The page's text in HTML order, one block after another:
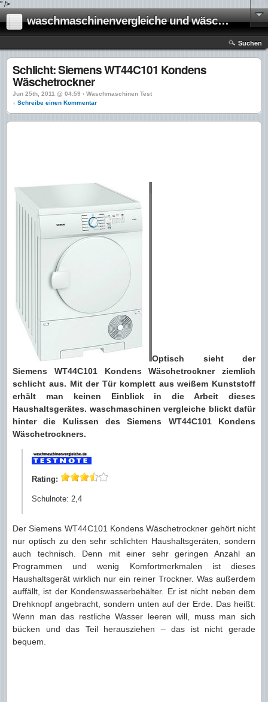
" />
waschmaschinenvergleiche und wäschetrockner vergleiche
Suchen
Schlicht: Siemens WT44C101 Kondens
Wäschetrockner
Jun 25th, 2011 @ 04:59 › Waschmaschinen Test
↓ Schreibe einen Kommentar
Optisch sieht der
Siemens WT44C101 Kondens Wäschetrockner ziemlich
schlicht aus. Mit der Tür komplett aus weißem Kunststoff
erhält man keinen Einblick in die Arbeit dieses
Haushaltsgerätes. waschmaschinen vergleiche blickt dafür
hinter die Kulissen des Siemens WT44C101 Kondens
Wäschetrockners.
Rating:
Schulnote: 2,4
Der Siemens WT44C101 Kondens Wäschetrockner gehört nicht
nur optisch zu den sehr schlichten Haushaltsgeräten, sondern
auch technisch. Denn mit einer sehr geringen Anzahl an
Programmen und wenig Komfortmerkmalen ist dieses
Haushaltsgerät wirklich nur ein reiner Trockner. Was außerdem
auffällt, ist der Kondenswasserbehälter. Er ist nicht neben dem
Drehknopf angebracht, sondern unten auf der Erde. Das heißt:
Wenn man das restliche Wasser leeren will, muss man sich
bücken und das Teil herausziehen – das ist nicht gerade
bequem.